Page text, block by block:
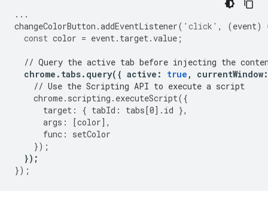
...
changeColorButton .addEventListener( 'click' , (event)
const color = event. target.value ;
// Query the active tab before injecting the
chrome . tabs. query({ active : true , currentWindow:
// Use the Scripting API to execute a script
chrome. scripting . executeScript({
target : { tabId : tabs[0]. id },
args : [color],
func :
setColor
});
});
});